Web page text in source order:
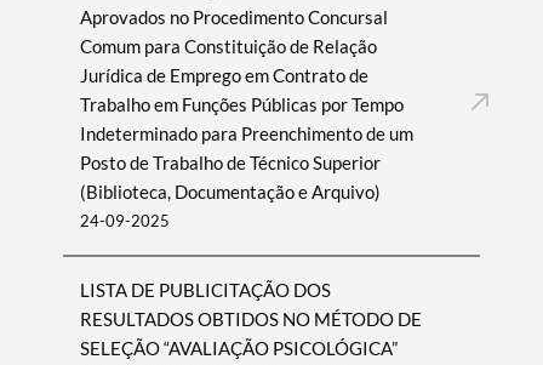
Aprovados no Procedimento Concursal
Comum para Constituição de Relação
Jurídica de Emprego em Contrato de
Trabalho em Funções Públicas por Tempo
Indeterminado para Preenchimento de um
Posto de Trabalho de Técnico Superior
(Biblioteca, Documentação e Arquivo)
24-09-2025
LISTA DE PUBLICITAÇÃO DOS
RESULTADOS OBTIDOS NO MÉTODO DE
SELEÇÃO “AVALIAÇÃO PSICOLÓGICA”